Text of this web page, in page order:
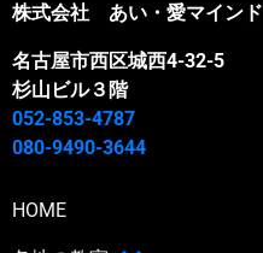
株式会社 あい・愛マインド
名古屋市西区城西4-32-5
杉山ビル３階
052-853-4787
080-9490-3644
HOME